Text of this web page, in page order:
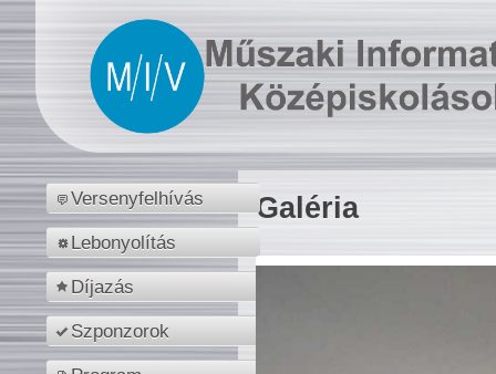
Versenyfelhívás
Lebonyolítás
Díjazás
Szponzorok
Galéria